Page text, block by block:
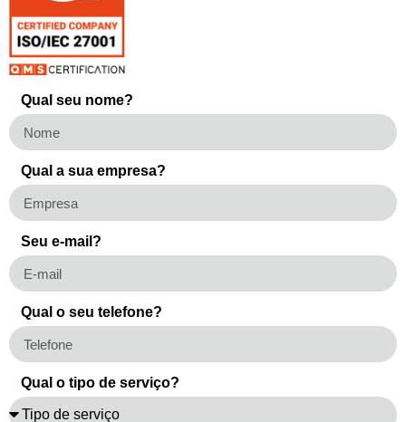
Qual seu nome?
Qual a sua empresa?
Seu e-mail?
Qual o seu telefone?
Qual o tipo de serviço?